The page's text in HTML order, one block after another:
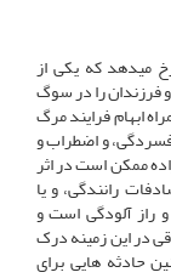
میدهد که یکی از
فرزندان را در سوگ
ابهام فرایند مرگ
و اضطراب و
ممکن است در اثر
رانندگی، و یا
راز آلودگی است و
در این زمینه درک
حادثه هایی برای